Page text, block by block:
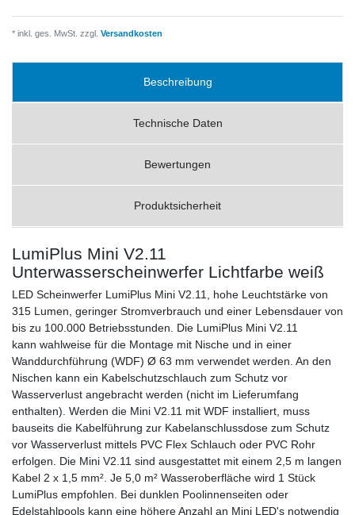
* inkl. ges. MwSt. zzgl. Versandkosten
Beschreibung
Technische Daten
Bewertungen
Produktsicherheit
LumiPlus Mini V2.11
Unterwasserscheinwerfer Lichtfarbe weiß
LED Scheinwerfer LumiPlus Mini V2.11, hohe Leuchtstärke von
315 Lumen, geringer Stromverbrauch und einer Lebensdauer von
bis zu 100.000 Betriebsstunden. Die LumiPlus Mini V2.11
kann wahlweise für die Montage mit Nische und in einer
Wanddurchführung (WDF) Ø 63 mm verwendet werden. An den
Nischen kann ein Kabelschutzschlauch zum Schutz vor
Wasserverlust angebracht werden (nicht im Lieferumfang
enthalten). Werden die Mini V2.11 mit WDF installiert, muss
bauseits die Kabelführung zur Kabelanschlussdose zum Schutz
vor Wasserverlust mittels PVC Flex Schlauch oder PVC Rohr
erfolgen. Die Mini V2.11 sind ausgestattet mit einem 2,5 m langen
Kabel 2 x 1,5 mm². Je 5,0 m² Wasseroberfläche wird 1 Stück
LumiPlus empfohlen. Bei dunklen Poolinnenseiten oder
Edelstahlpools kann eine höhere Anzahl an Mini LED's notwendig